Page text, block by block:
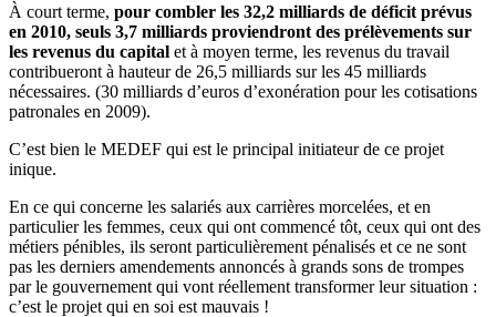
À court terme, pour combler les 32,2 milliards de déficit prévus
en 2010, seuls 3,7 milliards proviendront des prélèvements sur
les revenus du capital et à moyen terme, les revenus du travail
contribueront à hauteur de 26,5 milliards sur les 45 milliards
nécessaires. (30 milliards d’euros d’exonération pour les cotisations
patronales en 2009).
C’est bien le MEDEF qui est le principal initiateur de ce projet
inique.
En ce qui concerne les salariés aux carrières morcelées, et en
particulier les femmes, ceux qui ont commencé tôt, ceux qui ont des
métiers pénibles, ils seront particulièrement pénalisés et ce ne sont
pas les derniers amendements annoncés à grands sons de trompes
par le gouvernement qui vont réellement transformer leur situation :
c’est le projet qui en soi est mauvais !